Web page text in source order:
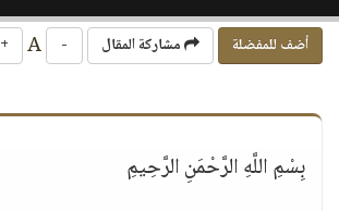
أضف للمفضلة مشاركة المقال -
+
بِسْمِ اللَّهِ الرَّحْمَنِ الرَّحِيمِ